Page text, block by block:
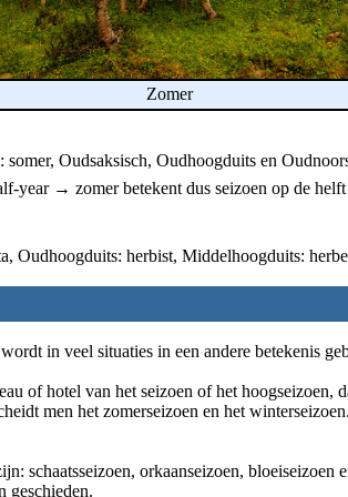
Zomer
somer, Oudsaksisch, Oudhoogduits en
year → zomer betekent dus seizoen op de
Oudhoogduits: herbist, Middelhoogduits:
in veel situaties in een andere betekenis
of hotel van het seizoen of het
men het zomerseizoen en het
schaatsseizoen, orkaanseizoen,
geschieden.